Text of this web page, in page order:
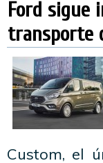
Ford sigue
transporte
Custom, el